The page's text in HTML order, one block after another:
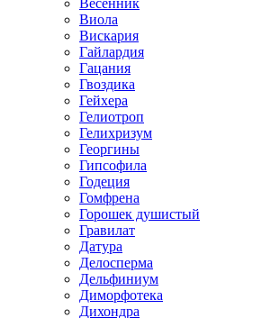
Весенник
Виола
Вискария
Гайлардия
Гацания
Гвоздика
Гейхера
Гелиотроп
Гелихризум
Георгины
Гипсофила
Годеция
Гомфрена
Горошек душистый
Гравилат
Датура
Делосперма
Дельфиниум
Диморфотека
Дихондра